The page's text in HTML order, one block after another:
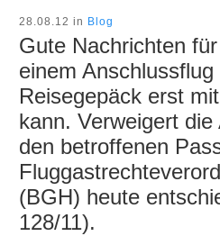
28.08.12 in Blog
Gute Nachrichten
einem
Reisegepäck erst
kann. Verweigert
den betroffenen
(BGH) heute
128/11).